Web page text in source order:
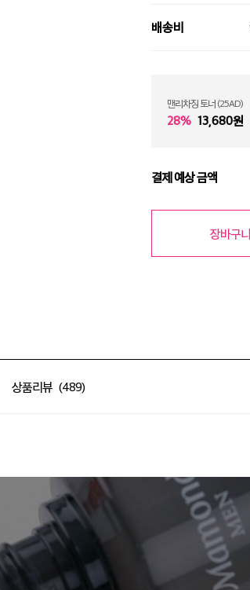
배송비
맨리차징 토너 (25AD)
28% 13,680원
결제 예상 금액
장바구
상품리뷰 489